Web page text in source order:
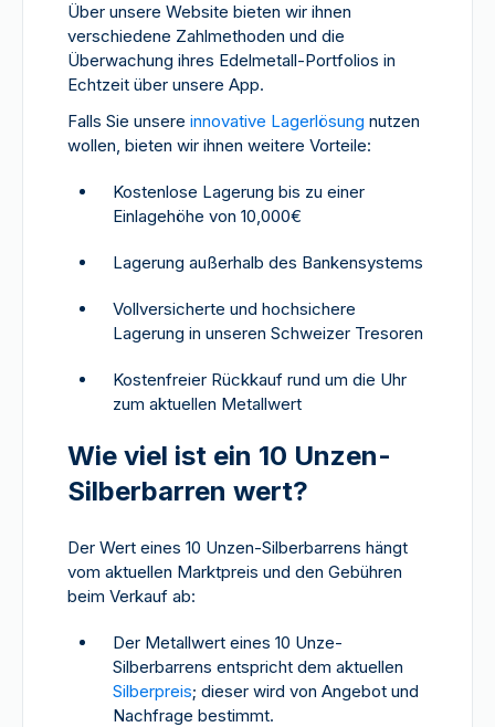
Über unsere Website bieten wir ihnen
verschiedene Zahlmethoden und die
Überwachung ihres Edelmetall-Portfolios in
Echtzeit über unsere App.
Falls Sie unsere innovative Lagerlösung nutzen
wollen, bieten wir ihnen weitere Vorteile:
Kostenlose Lagerung bis zu einer
Einlagehöhe von 10,000€
Lagerung außerhalb des Bankensystems
Vollversicherte und hochsichere
Lagerung in unseren Schweizer Tresoren
Kostenfreier Rückkauf rund um die Uhr
zum aktuellen Metallwert
Wie viel ist ein 10 Unzen-
Silberbarren wert?
Der Wert eines 10 Unzen-Silberbarrens hängt
vom aktuellen Marktpreis und den Gebühren
beim Verkauf ab:
Der Metallwert eines 10 Unze-
Silberbarrens entspricht dem aktuellen
Silberpreis; dieser wird von Angebot und
Nachfrage bestimmt.